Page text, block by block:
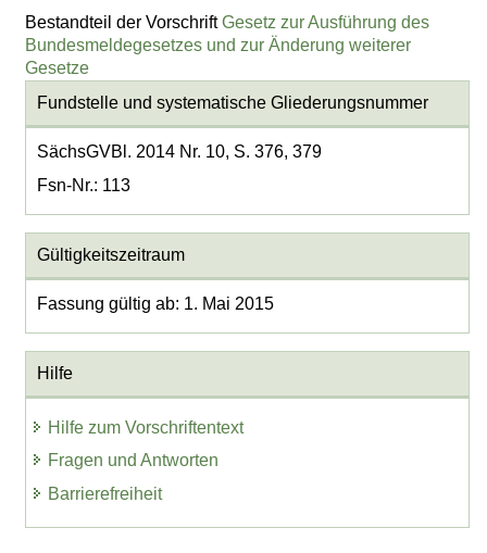
Bestandteil der VorschriftGesetz zur Ausführung des
Bundesmeldegesetzes und zur Änderung weiterer
Gesetze
Fundstelle und systematische Gliederungsnummer
SächsGVBl. 2014 Nr. 10, S. 376, 379
Fsn-Nr.: 113
Gültigkeitszeitraum
Fassung gültig ab: 1. Mai 2015
Hilfe
Hilfe zum Vorschriftentext
Fragen und Antworten
Barrierefreiheit